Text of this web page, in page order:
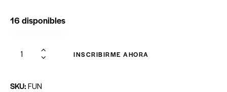
16 disponibles
INSCRIBIRME AHORA
SKU: FUN